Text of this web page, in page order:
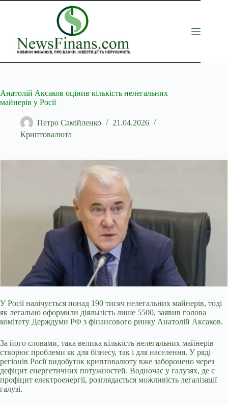
Перейти
Анатолій Аксаков оцінив кількість нелегальних
майнерів у Росії
Петро Самійленко
21.04.2026
Криптовалюта
У Росії налічується понад 190 тисяч нелегальних майнерів, тоді
як легально оформили діяльність лише 5500, заявив голова
комітету Держдуми РФ з фінансового ринку Анатолій Аксаков.
За його словами, така велика кількість нелегальних майнерів
створює проблеми як для бізнесу, так і для населення. У ряді
регіонів Росії видобуток криптовалюту вже заборонено через
дефіцит енергетичних потужностей. Водночас у галузях, де є
профіцит електроенергії, розглядається можливість легалізації
галузі.